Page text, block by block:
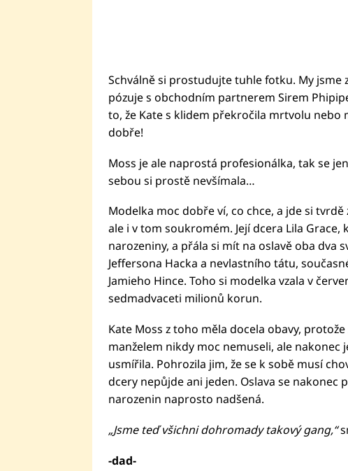
Schválně si prostudujte tuhle fotku. My jsme
pózuje s obchodním partnerem Sirem
to, že Kate s klidem překročila mrtvolu
dobře!
Moss je ale naprostá profesionálka, tak se
sebou si prostě nevšímala…
Modelka moc dobře ví, co chce, a jde si
ale i v tom soukromém. Její dcera Lila Grace,
narozeniny, a přála si mít na oslavě oba dva
Jeffersona Hacka a nevlastního tátu,
Jamieho Hince. Toho si modelka vzala v
sedmadvaceti milionů korun.
Kate Moss z toho měla docela obavy,
manželem nikdy moc nemuseli, ale nakonec
usmířila. Pohrozila jim, že se k sobě musí
dcery nepůjde ani jeden. Oslava se nakonec
narozenin naprosto nadšená.
„Jsme teď všichni dohromady takový gang,“
-dad-